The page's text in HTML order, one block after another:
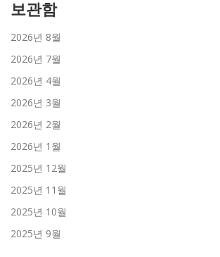
보관함
2026년 8월
2026년 7월
2026년 4월
2026년 3월
2026년 2월
2026년 1월
2025년 12월
2025년 11월
2025년 10월
2025년 9월